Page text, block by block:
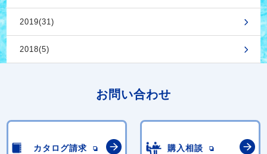
2019(31)
2018(5)
お問い合わせ
カタログ請求 購入相談